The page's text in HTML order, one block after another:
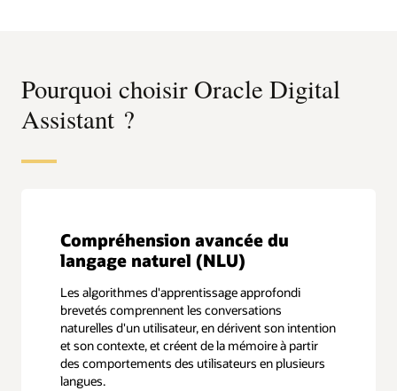
Pourquoi choisir Oracle Digital
Assistant ?
Compréhension avancée du
langage naturel (NLU)
Les algorithmes d'apprentissage approfondi
brevetés comprennent les conversations
naturelles d'un utilisateur, en dérivent son intention
et son contexte, et créent de la mémoire à partir
des comportements des utilisateurs en plusieurs
langues.